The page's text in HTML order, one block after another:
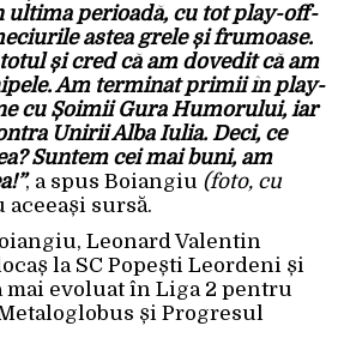
ultima perioadă, cu tot play-off-
astea grele și frumoase.
și cred că am dovedit că am
Am terminat primii în play-
cu Șoimii Gura Humorului, iar
Unirii Alba Iulia. Deci, ce
Suntem cei mai buni, am
, a spus Boiangiu (foto, cu
sursă.
Leonard Valentin
la SC Popești Leordeni și
mai evoluat în Liga 2 pentru
și Progresul